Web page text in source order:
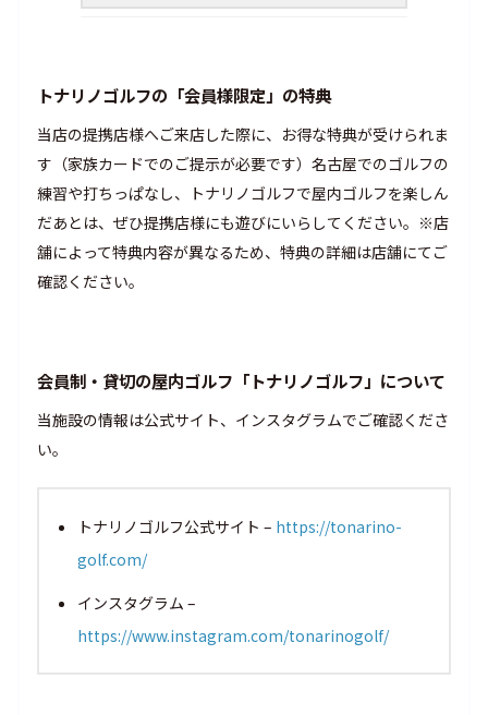
トナリノゴルフの「会員様限定」の特典
当店の提携店様へご来店した際に、お得な特典が受けられま
す（家族カードでのご提示が必要です）名古屋でのゴルフの
練習や打ちっぱなし、トナリノゴルフで屋内ゴルフを楽しん
だあとは、ぜひ提携店様にも遊びにいらしてください。※店
舗によって特典内容が異なるため、特典の詳細は店舗にてご
確認ください。
会員制・貸切の屋内ゴルフ「トナリノゴルフ」について
当施設の情報は公式サイト、インスタグラムでご確認くださ
い。
トナリノゴルフ公式サイト – https://tonarino-
golf.com/
インスタグラム –
https://www.instagram.com/tonarinogolf/